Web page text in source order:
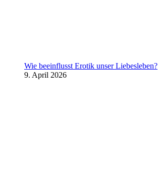
Wie beeinflusst Erotik unser Liebesleben?
9. April 2026